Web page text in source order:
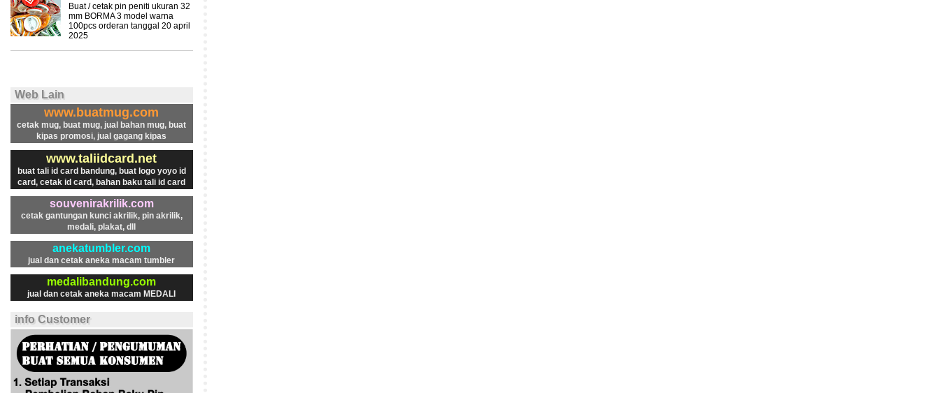
Buat / cetak pin peniti ukuran 32
mm BORMA 3 model warna
100pcs orderan tanggal 20 april
2025
Web Lain
www.buatmug.com
cetak mug, buat mug, jual bahan mug, buat
kipas promosi, jual gagang kipas
www.taliidcard.net
buat tali id card bandung, buat logo yoyo id
card, cetak id card, bahan baku tali id card
souvenirakrilik.com
cetak gantungan kunci akrilik, pin akrilik,
medali, plakat, dll
anekatumbler.com
jual dan cetak aneka macam tumbler
medalibandung.com
jual dan cetak aneka macam MEDALI
info Customer